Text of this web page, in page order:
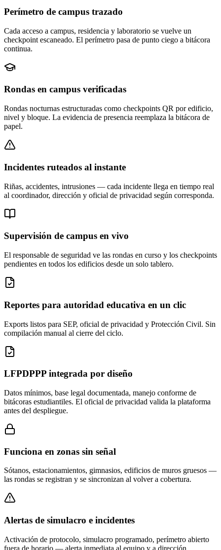
Perímetro de campus trazado
Cada acceso a campus, residencia y laboratorio se vuelve un
checkpoint escaneado. El perímetro pasa de punto ciego a bitácora
continua.
Rondas en campus verificadas
Rondas nocturnas estructuradas como checkpoints QR por edificio,
nivel y bloque. La evidencia de presencia reemplaza la bitácora de
papel.
Incidentes ruteados al instante
Riñas, accidentes, intrusiones — cada incidente llega en tiempo real
al coordinador, dirección y oficial de privacidad según corresponda.
Supervisión de campus en vivo
El responsable de seguridad ve las rondas en curso y los checkpoints
pendientes en todos los edificios desde un solo tablero.
Reportes para autoridad educativa en un clic
Exports listos para SEP, oficial de privacidad y Protección Civil. Sin
compilación manual al cierre del ciclo.
LFPDPPP integrada por diseño
Datos mínimos, base legal documentada, manejo conforme de
bitácoras estudiantiles. El oficial de privacidad valida la plataforma
antes del despliegue.
Funciona en zonas sin señal
Sótanos, estacionamientos, gimnasios, edificios de muros gruesos —
las rondas se registran y se sincronizan al volver a cobertura.
Alertas de simulacro e incidentes
Activación de protocolo, simulacro programado, perímetro abierto
fuera de horario — alerta inmediata al equipo y a dirección.